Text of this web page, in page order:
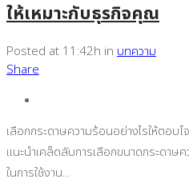
ให้เหมาะกับธุรกิจคุณ
Posted at 11:42h in บทความ
Share
เลือกกระดาษความร้อนอย่างไรให้ตอ
แนะนำเคล็ดลับการเลือกขนาดกระดา
ในการใช้งาน...